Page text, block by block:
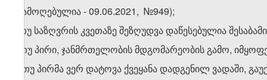
ა) (ამოღებულია - 09.06.2021, №949);
ბ) თუ საზღვრის კვეთაზე შეზღუდვა დაწესებულია
გ) თუ პირი, ჯანმრთელობის მდგომარეობის გამო,
დ) თუ პირმა ვერ დატოვა ქვეყანა დადგენილ ვადაში,